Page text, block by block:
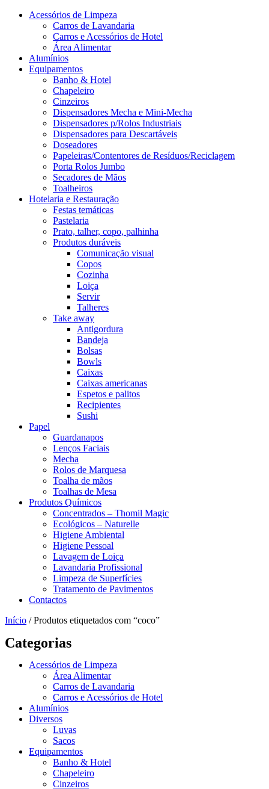
Acessórios de Limpeza
Carros de Lavandaria
Carros e Acessórios de Hotel
Área Alimentar
Alumínios
Equipamentos
Banho & Hotel
Chapeleiro
Cinzeiros
Dispensadores Mecha e Mini-Mecha
Dispensadores p/Rolos Industriais
Dispensadores para Descartáveis
Doseadores
Papeleiras/Contentores de Resíduos/Reciclagem
Porta Rolos Jumbo
Secadores de Mãos
Toalheiros
Hotelaria e Restauração
Festas temáticas
Pastelaria
Prato, talher, copo, palhinha
Produtos duráveis
Comunicação visual
Copos
Cozinha
Loiça
Servir
Talheres
Take away
Antigordura
Bandeja
Bolsas
Bowls
Caixas
Caixas americanas
Espetos e palitos
Recipientes
Sushi
Papel
Guardanapos
Lenços Faciais
Mecha
Rolos de Marquesa
Toalha de mãos
Toalhas de Mesa
Produtos Químicos
Concentrados – Thomil Magic
Ecológicos – Naturelle
Higiene Ambiental
Higiene Pessoal
Lavagem de Loiça
Lavandaria Profissional
Limpeza de Superfícies
Tratamento de Pavimentos
Contactos
Início / Produtos etiquetados com “coco”
Categorias
Acessórios de Limpeza
Área Alimentar
Carros de Lavandaria
Carros e Acessórios de Hotel
Alumínios
Diversos
Luvas
Sacos
Equipamentos
Banho & Hotel
Chapeleiro
Cinzeiros